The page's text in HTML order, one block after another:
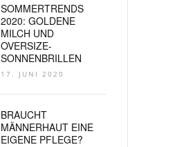
SOMMERTRENDS
2020: GOLDENE
MILCH UND
OVERSIZE-
SONNENBRILLEN
17. JUNI 2020
BRAUCHT
MÄNNERHAUT EINE
EIGENE PFLEGE?